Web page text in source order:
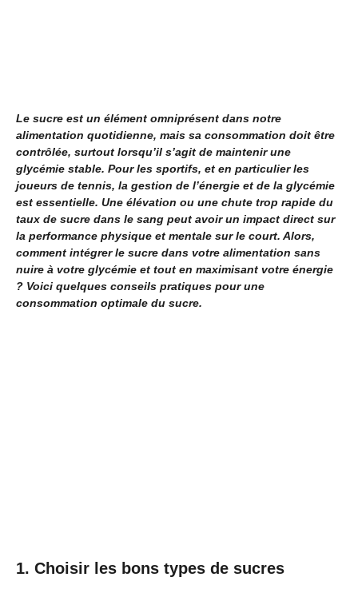
Le sucre est un élément omniprésent dans notre
alimentation quotidienne, mais sa consommation doit être
contrôlée, surtout lorsqu’il s’agit de maintenir une
glycémie stable. Pour les sportifs, et en particulier les
joueurs de tennis, la gestion de l’énergie et de la glycémie
est essentielle. Une élévation ou une chute trop rapide du
taux de sucre dans le sang peut avoir un impact direct sur
la performance physique et mentale sur le court. Alors,
comment intégrer le sucre dans votre alimentation sans
nuire à votre glycémie et tout en maximisant votre énergie
? Voici quelques conseils pratiques pour une
consommation optimale du sucre.
1. Choisir les bons types de sucres